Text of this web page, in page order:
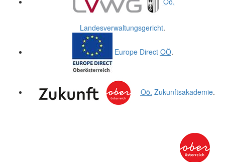
Landesverwaltungsgericht.
Europe Direct OÖ.
Oö. Zukunftsakademie.